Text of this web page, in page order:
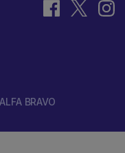
BRAVO